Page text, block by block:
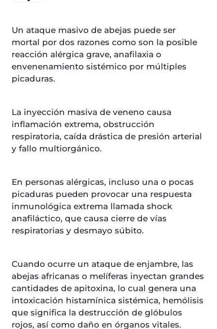
Un ataque masivo de abejas puede ser
mortal por dos razones como son la posible
reacción alérgica grave, anafilaxia o
envenenamiento sistémico por múltiples
picaduras.
La inyección masiva de veneno causa
inflamación extrema, obstrucción
respiratoria, caída drástica de presión arterial
y fallo multiorgánico.
En personas alérgicas, incluso una o pocas
picaduras pueden provocar una respuesta
inmunológica extrema llamada shock
anafiláctico, que causa cierre de vías
respiratorias y desmayo súbito.
Cuando ocurre un ataque de enjambre, las
abejas africanas o melíferas inyectan grandes
cantidades de apitoxina, lo cual genera una
intoxicación histamínica sistémica, hemólisis
que significa la destrucción de glóbulos
rojos, así como daño en órganos vitales.